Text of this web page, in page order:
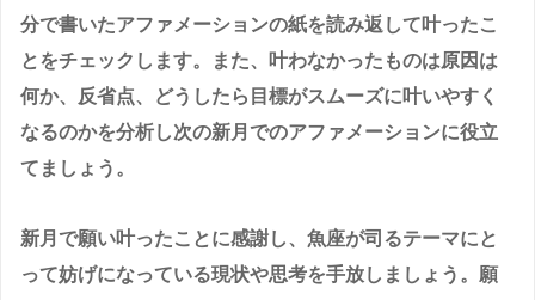
分で書いたアファメーションの紙を読み返して叶ったこ
とをチェックします。また、叶わなかったものは原因は
何か、反省点、どうしたら目標がスムーズに叶いやすく
なるのかを分析し次の新月でのアファメーションに役立
てましょう。
新月で願い叶ったことに感謝し、魚座が司るテーマにと
って妨げになっている現状や思考を手放しましょう。願